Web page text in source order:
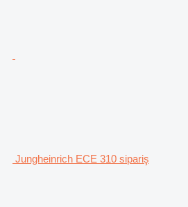
Jungheinrich ECE 310 sipariş